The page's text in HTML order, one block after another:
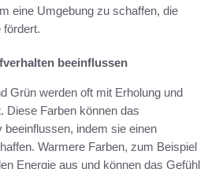
eine Umgebung zu schaffen, die
fördert.
beeinflussen
Grün werden oft mit Erholung und
Diese Farben können das
beeinflussen, indem sie einen
Warmere Farben, zum Beispiel
Energie aus und können das Gefühl